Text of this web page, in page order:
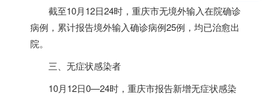
截至10月12日24时，重庆市无境外输入在院确诊
病例，累计报告境外输入确诊病例25例，均已治愈出
院。
三、无症状感染者
10月12日0—24时，重庆市报告新增无症状感染